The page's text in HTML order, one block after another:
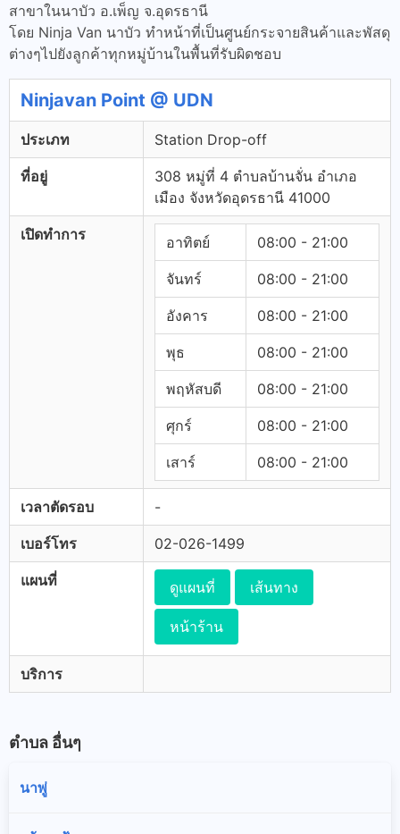
สาขาในนาบัว อ.เพ็ญ จ.อุดรธานี
โดย Ninja Van นาบัว ทำหน้าที่เป็นศูนย์กระจายสินค้าและพัสดุ
ต่างๆไปยังลูกค้าทุกหมู่บ้านในพื้นที่รับผิดชอบ
Ninjavan Point @ UDN
ประเภท Station Drop-off
ที่อยู่
308 หมู่ที่ 4 ตำบลบ้านจั่น อำเภอ
เมือง จังหวัดอุดรธานี 41000
เปิดทำการ อาทิตย์ 08:00 - 21:00
จันทร์ 08:00 - 21:00
อังคาร 08:00 - 21:00
พุธ 08:00 - 21:00
พฤหัสบดี 08:00 - 21:00
ศุกร์ 08:00 - 21:00
เสาร์ 08:00 - 21:00
เวลาตัดรอบ -
เบอร์โทร 02-026-1499
แผนที่ ดูแผนที่ เส้นทาง
หน้าร้าน
บริการ
ตำบล อื่นๆ
นาพู่